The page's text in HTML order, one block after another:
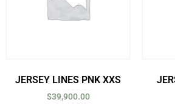
JERSEY LINES PNK XXS
$39,900.00